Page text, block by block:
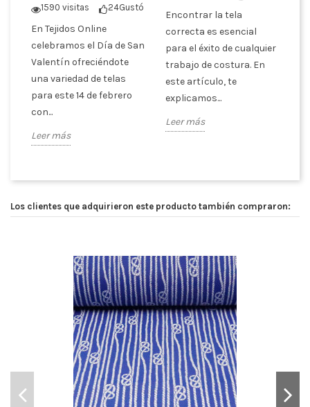
1590 visitas 24Gustó
En Tejidos Online
celebramos el Día de San
Valentín ofreciéndote
una variedad de telas
para este 14 de febrero
con...
Leer más
Encontrar la tela
correcta es esencial
para el éxito de cualquier
trabajo de costura. En
este artículo, te
explicamos...
Leer más
Los clientes que adquirieron este producto también compraron: